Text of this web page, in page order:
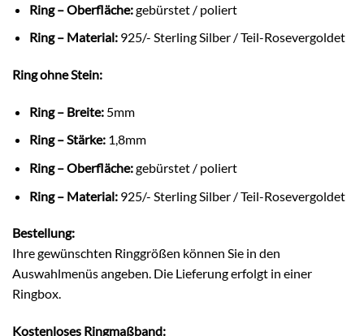
Ring – Oberfläche:gebürstet / poliert
Ring – Material:925/- Sterling Silber / Teil-Rosevergoldet
Ring ohne Stein:
Ring – Breite: 5mm
Ring – Stärke: 1,8mm
Ring – Oberfläche:gebürstet / poliert
Ring – Material:925/- Sterling Silber / Teil-Rosevergoldet
Bestellung:
Ihre gewünschten Ringgrößen können Sie in den
Auswahlmenüs angeben. Die Lieferung erfolgt in einer
Ringbox.
Kostenloses Ringmaßband: